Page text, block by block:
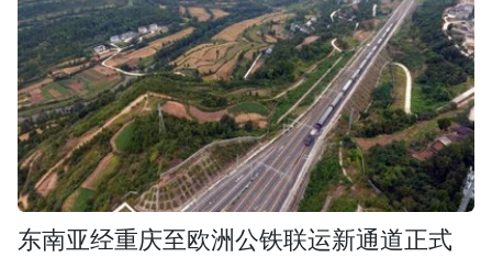
东南亚经重庆至欧洲公铁联运新通道正式